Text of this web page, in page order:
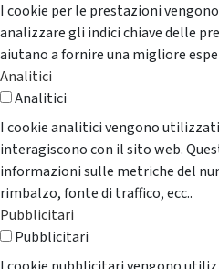
I cookie per le prestazioni
analizzare gli indici chiave delle
aiutano a fornire una migliore
Analitici
Analitici
I cookie analitici vengono
interagiscono con il sito web.
informazioni sulle metriche del
rimbalzo, fonte di traffico, ecc..
Pubblicitari
Pubblicitari